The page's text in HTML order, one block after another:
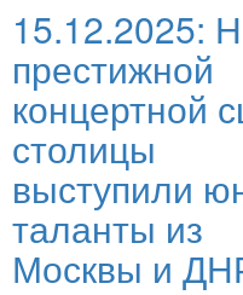
15.12.2025:
престижной
концертной
столицы
выступили
таланты из
Москвы и